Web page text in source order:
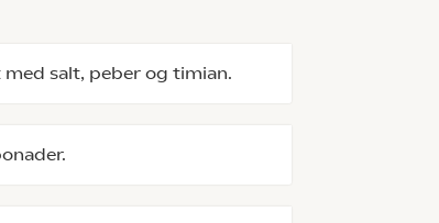
salt, peber og timian.